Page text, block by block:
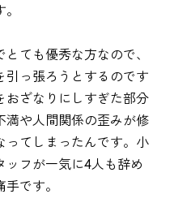
ても優秀な方なので、
引っ張ろうとするのです
おざなりにしすぎた部分
満や人間関係の歪みが修
ってしまったんです。小
ッフが一気に4人も辞め
です。